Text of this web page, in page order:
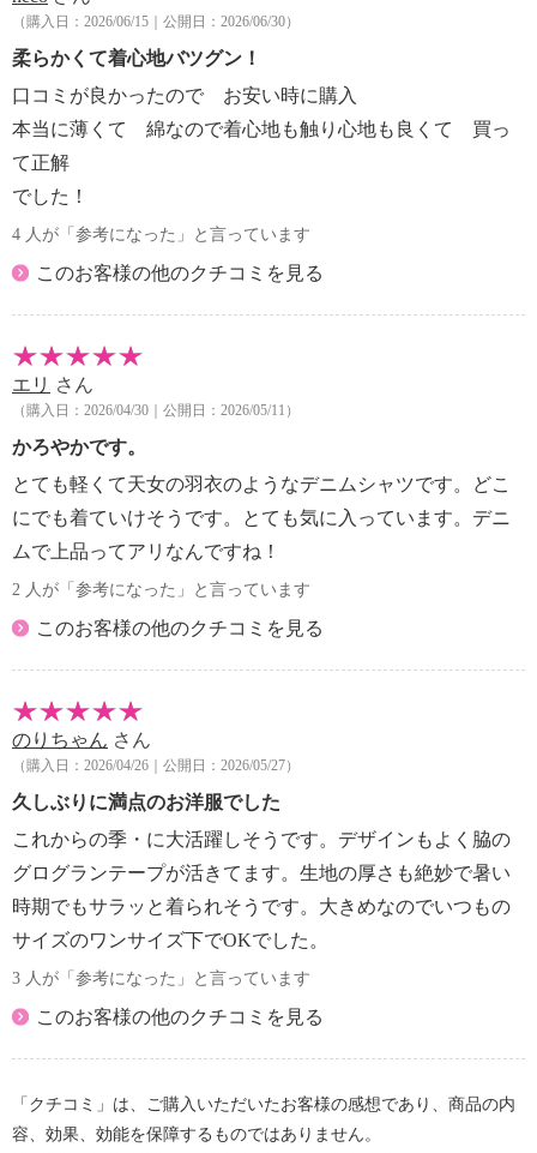
（購入日：2026/06/15｜公開日：2026/06/30）
柔らかくて着心地バツグン！
口コミが良かったので お安い時に購入
本当に薄くて 綿なので着心地も触り心地も良くて 買っ
て正解
でした！
4 人が「参考になった」と言っています
このお客様の他のクチコミを見る
エリ さん
（購入日：2026/04/30｜公開日：2026/05/11）
かろやかです。
とても軽くて天女の羽衣のようなデニムシャツです。どこ
にでも着ていけそうです。とても気に入っています。デニ
ムで上品ってアリなんですね！
2 人が「参考になった」と言っています
このお客様の他のクチコミを見る
のりちゃん さん
（購入日：2026/04/26｜公開日：2026/05/27）
久しぶりに満点のお洋服でした
これからの季・に大活躍しそうです。デザインもよく脇の
グログランテープが活きてます。生地の厚さも絶妙で暑い
時期でもサラッと着られそうです。大きめなのでいつもの
サイズのワンサイズ下でOKでした。
3 人が「参考になった」と言っています
このお客様の他のクチコミを見る
「クチコミ」は、ご購入いただいたお客様の感想であり、商品の内
容、効果、効能を保障するものではありません。